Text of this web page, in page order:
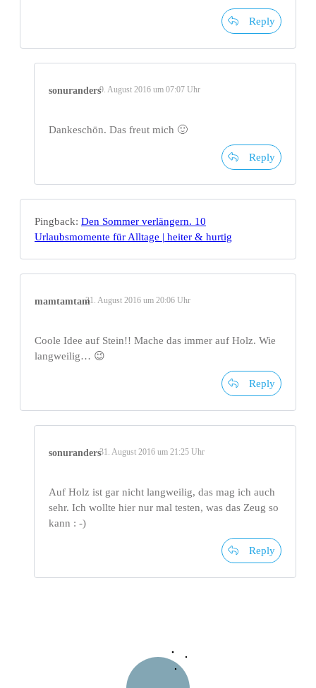
Reply
sonuranders9. August 2016 um 07:07 Uhr
Dankeschön. Das freut mich 🙂
Reply
Pingback: Den Sommer verlängern. 10
Urlaubsmomente für Alltage | heiter & hurtig
mamtamtam31. August 2016 um 20:06 Uhr
Coole Idee auf Stein!! Mache das immer auf Holz. Wie
langweilig… 😉
Reply
sonuranders31. August 2016 um 21:25 Uhr
Auf Holz ist gar nicht langweilig, das mag ich auch
sehr. Ich wollte hier nur mal testen, was das Zeug so
kann : -)
Reply